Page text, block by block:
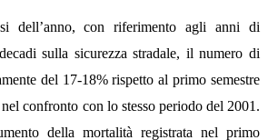
dell’anno, con riferimento agli anni di
sulla sicurezza stradale, il numero di
del 17-18% rispetto al primo semestre
confronto con lo stesso periodo del 2001.
della mortalità registrata nel primo